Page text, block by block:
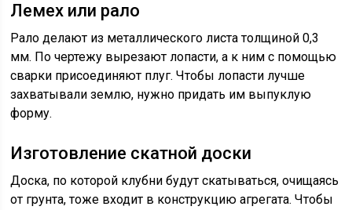
Лемех или рало
Рало делают из металлического листа толщиной 0,3
мм. По чертежу вырезают лопасти, а к ним с помощью
сварки присоединяют плуг. Чтобы лопасти лучше
захватывали землю, нужно придать им выпуклую
форму.
Изготовление скатной доски
Доска, по которой клубни будут скатываться, очищаясь
от грунта, тоже входит в конструкцию агрегата. Чтобы